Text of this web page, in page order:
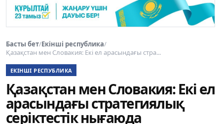
Басты бет/Екінші республика/
Қазақстан мен Словакия: Екі ел арасындағы стра...
ЕКІНШІ РЕСПУБЛИКА
Қазақстан мен Словакия: Екі ел
арасындағы стратегиялық
серіктестік нығаюда